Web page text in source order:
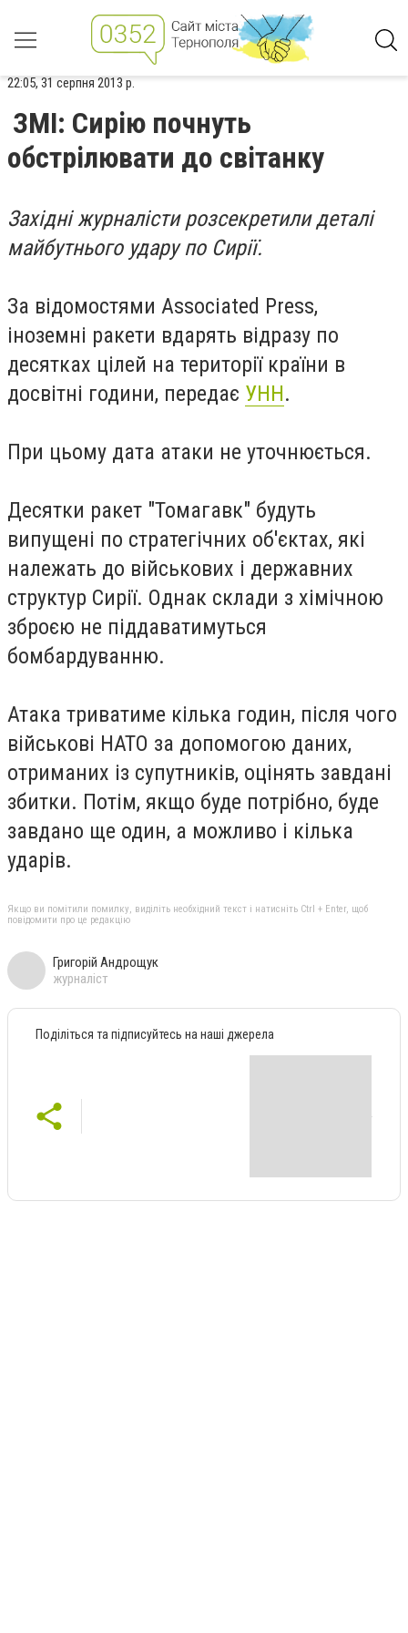
22:05, 31 серпня 2013 р.
ЗМІ: Сирію почнуть
обстрілювати до світанку
Західні журналісти розсекретили деталі
майбутнього удару по Сирії.
За відомостями Associated Press,
іноземні ракети вдарять відразу по
десятках цілей на території країни в
досвітні години, передає УНН.
При цьому дата атаки не уточнюється.
Десятки ракет "Томагавк" будуть
випущені по стратегічних об'єктах, які
належать до військових і державних
структур Сирії. Однак склади з хімічною
зброєю не піддаватимуться
бомбардуванню.
Атака триватиме кілька годин, після чого
військові НАТО за допомогою даних,
отриманих із супутників, оцінять завдані
збитки. Потім, якщо буде потрібно, буде
завдано ще один, а можливо і кілька
ударів.
Якщо ви помітили помилку, виділіть необхідний текст і натисніть Ctrl + Enter, щоб
повідомити про це редакцію
Григорій Андрощук
журналіст
Поділіться та підписуйтесь на наші джерела